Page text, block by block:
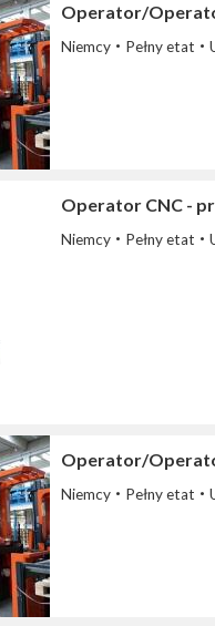
Operator/
Niemcy Pełny etat
Operator CNC -
Niemcy Pełny etat
Operator/
Niemcy Pełny etat